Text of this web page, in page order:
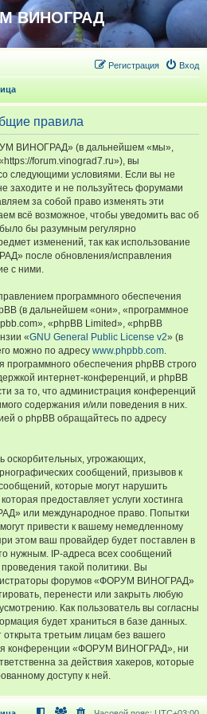
ВИНОГРАД
Вход
Регистрация
правила
ВИНОГРАД» (в дальнейшем «мы»,
forum.vinograd7.ru»), вы
следующими условиями. Если вы не
заходите и не пользуйтесь форумами
за собой право изменять эти
всё возможное, чтобы уведомить вас об
бы разумным регулярно
изменений, так как использование
после обновления/исправления
с ними.
программного обеспечения
(в дальнейшем «они», «программное
«phpBB Limited», «phpBB
«GNU General Public License v2» (в
можно по адресу www.phpbb.com.
программного обеспечения phpBB строго
интернет-конференций, и phpBB
за то, что администрация конференций
содержания и/или поведения в них.
о phpBB обращайтесь по адресу
оскорбительных, угрожающих,
сообщений, призывов к
которые могут нарушить
предоставляет услуги хостинга
или международное право. Попытки
привести к вашему немедленному
этом ваш провайдер будет поставлен в
нужным. IP-адреса всех сообщений
такой политики. Вы
форумов «ФОРУМ ВИНОГРАД»
перенести или закрыть любую
Как пользователь вы согласны
будет храниться в базе данных.
третьим лицам без вашего
конференции «ФОРУМ ВИНОГРАД», ни
за действия хакеров, которые
доступу к ней.